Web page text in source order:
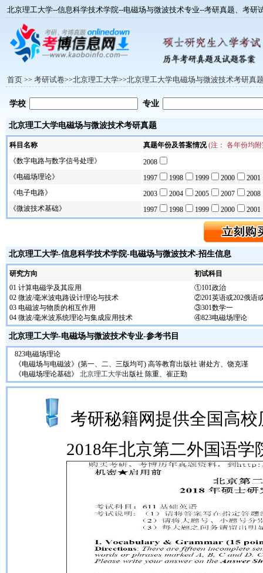
北京理工大学--信息科学技术学院--电磁场与微波技术专业--考研真题、考研
首页 >> 考研试卷>>北京理工大学>>北京理工大学电磁场与微波技术考研真
学校 专业
北京理工大学电磁场与微波技术考研真题
科目名称 真题年份及答案情况(注： 各年份均附
《数字电路与数字信号处理》
2008
《电磁场理论》
1997 1998 1999 2000
2001
《电子电路》
2003 2004 2005 2007
2008
《微波技术基础》
1997 1998 1999 2000 2001
北京理工大学-信息科学技术学院-电磁场与微波技术-招生信息
研究方向
初试科目
01 计算电磁学及其应用
02 微波/毫米波电路设计理论与技术
03 电磁波与物质的相互作用
04 微波/毫米波系统理论与集成应用技术
①101政治
②201英语或202俄语
③301数学一
④823电磁场理论
北京理工大学-电磁场与微波技术专业-参考书目
823电磁场理论
《电磁场与电磁波》(第一、二、三版均可) 高等教育出版社 谢处方、饶克谨
《电磁场理论基础》 北京理工大学出版社 陈重、崔正勤
考研秘籍网提供全国高校
2018年北京第二外国语